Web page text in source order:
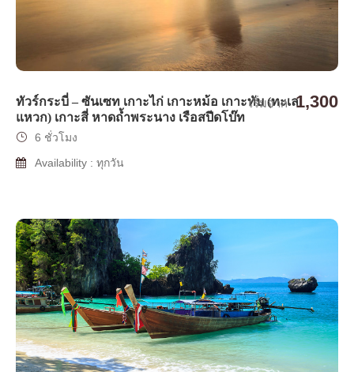
ทัวร์กระบี่ – ซันเซท เกาะไก่ เกาะหม้อ เกาะทับ (ทะเล
แหวก) เกาะสี่ หาดถ้ำพระนาง เรือสปีดโบ๊ท
เริ่มจาก 1,300
6 ชั่วโมง
Availability : ทุกวัน